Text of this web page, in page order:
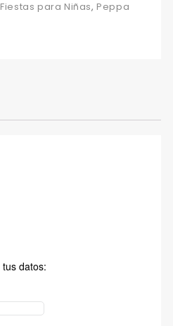
Fiestas para Niñas, Peppa